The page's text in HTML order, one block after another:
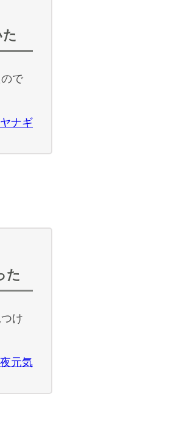
で
ナギ
た
け
元気